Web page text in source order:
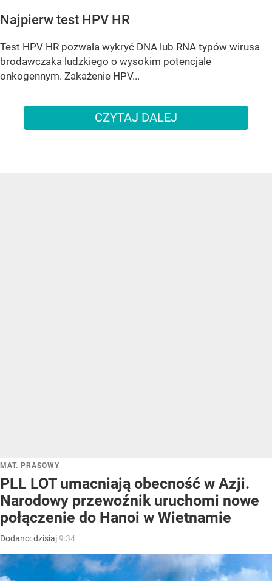
Najpierw test HPV HR
Test HPV HR pozwala wykryć DNA lub RNA typów wirusa
brodawczaka ludzkiego o wysokim potencjale
onkogennym. Zakażenie HPV...
CZYTAJ DALEJ
MAT. PRASOWY
PLL LOT umacniają obecność w Azji.
Narodowy przewoźnik uruchomi nowe
połączenie do Hanoi w Wietnamie
Dodano:dzisiaj9:34